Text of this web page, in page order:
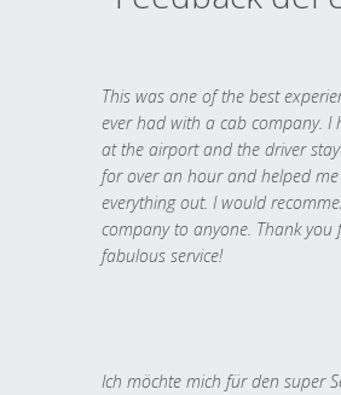
This was one of the best
ever had with a cab company. I
at the airport and the driver
for over an hour and helped
everything out. I would
company to anyone. Thank you
fabulous service!
Ich möchte mich für den super